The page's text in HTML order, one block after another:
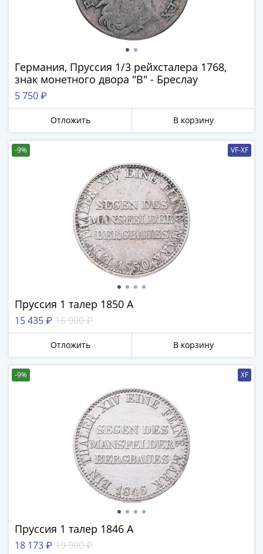
Германия, Пруссия 1/3 рейхсталера 1768,
знак монетного двора "B" - Бреслау
5 750 ₽
Отложить В корзину
-9% VF-XF
Пруссия 1 талер 1850 А
15 435 ₽ 16 900 ₽
Отложить В корзину
-9% XF
Пруссия 1 талер 1846 А
18 173 ₽ 19 900 ₽